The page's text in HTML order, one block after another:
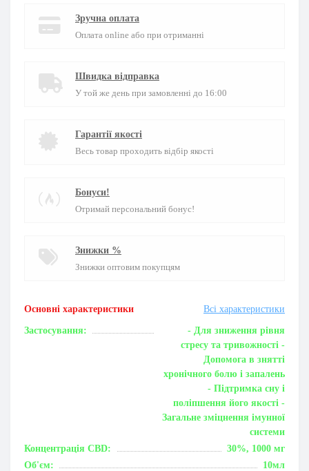
Основні характеристики Всі характеристики
Застосування:
- Для зниження рівня
стресу та тривожності -
Допомога в знятті
хронічного болю і запалень
- Підтримка сну і
поліпшення його якості -
Загальне зміцнення імунної
системи
Концентрація CBD:
30%, 1000 мг
Об'єм:
10мл
Зручна оплата
Оплата online або при отриманні
Швидка відправка
У той же день при замовленні до 16:00
Гарантії якості
Весь товар проходить відбір якості
Бонуси!
Отримай персональний бонус!
Знижки %
Знижки оптовим покупцям